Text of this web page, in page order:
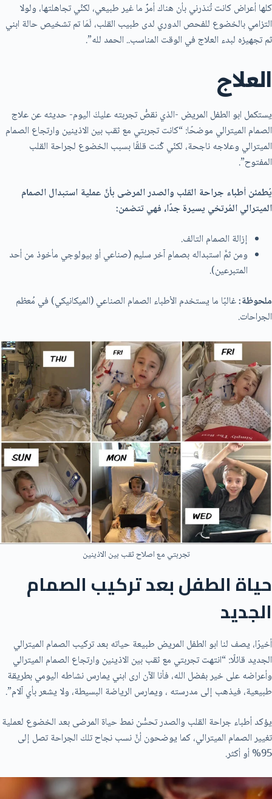
كلها أعراض كانت تُنذرني بأن هناك أمرٌ ما غير طبيعي، لكنِّي تجاهلتها، ولولا
التزامي بالخضوع للفحص الدوري لدى طبيب القلب، لَمَا تم تشخيص حالة ابني
ثم تجهيزه لبدء العلاج في الوقت المناسب.. الحمد لله”.
العلاج
يستكمل ابو الطفل المريض -الذي نقصُّ تجربته عليكَ اليوم- حديثه عن علاج
الصمام الميترالي موضحًا: “كانت تجربتي مع ثقب بين الاذينين وارتجاع الصمام
الميترالي وعلاجه ناجحة، لكنّي كُنت قلقًا بسبب الخضوع لجراحة القلب
المفتوح”.
يُطمئن أطباء جراحة القلب والصدر المرضى بأنَّ عملية استبدال الصمام
الميترالي المُرتخي يسيرة جدًا، فهي تتضمن:
إزالة الصمام التالف.
ومن ثمَّ استبداله بصمامٍ آخر سليم (صناعي أو بيولوجي مأخوذ من أحد
المتبرعين).
ملحوظة:غالبًا ما يستخدم الأطباء الصمام الصناعي (الميكانيكي) في مُعظم
الجراحات.
تجربتي مع اصلاح ثقب بين الاذينين
حياة الطفل بعد تركيب الصمام
الجديد
أخيرًا، يصف لنا ابو الطفل المريض طبيعة حياته بعد تركيب الصمام الميترالي
الجديد قائلًا: “انتهت تجربتي مع ثقب بين الاذينين وارتجاع الصمام الميترالي
وأعراضه على خير بفضل الله، فأنا الآن ارى ابني يمارس نشاطه اليومي بطريقة
طبيعية، فيذهب إلى مدرسته ، ويمارس الرياضة البسيطة، ولا يشعر بأي آلام”.
يؤكد أطباء جراحة القلب والصدر تحسُّن نمط حياة المرضى بعد الخضوع لعملية
تغيير الصمام الميترالي، كما يوضحون أنَّ نسب نجاح تلك الجراحة تصل إلى
95% أو أكثر.